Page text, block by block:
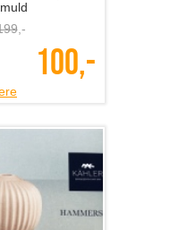
,-
100,-